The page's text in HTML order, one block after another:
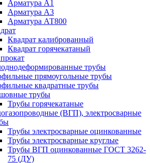
Арматура А1
Арматура А3
Арматура АТ800
Квадрат калиброванный
Квадрат горячекатаный
трубы
прямоугольные трубы
квадратные трубы
трубы
Трубы горячекатаные
(ВГП), электросварные
Трубы электросварные оцинкованные
Трубы электросварные круглые
Трубы ВГП оцинкованные ГОСТ 3262-
75 (ДУ)